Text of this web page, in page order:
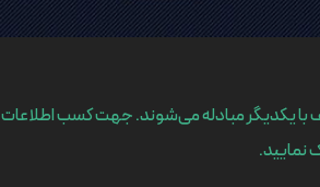
با یکدیگر مبادله می‌شوند. جهت کسب اطلاعات
نمایید.